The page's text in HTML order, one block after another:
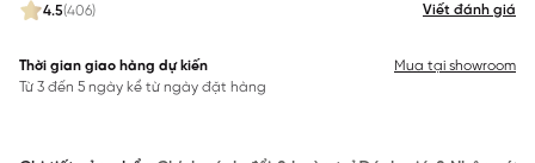
4.5(406) Viết đánh giá
Thời gian giao hàng dự kiến
Từ 3 đến 5 ngày kể từ ngày đặt hàng
Mua tại showroom